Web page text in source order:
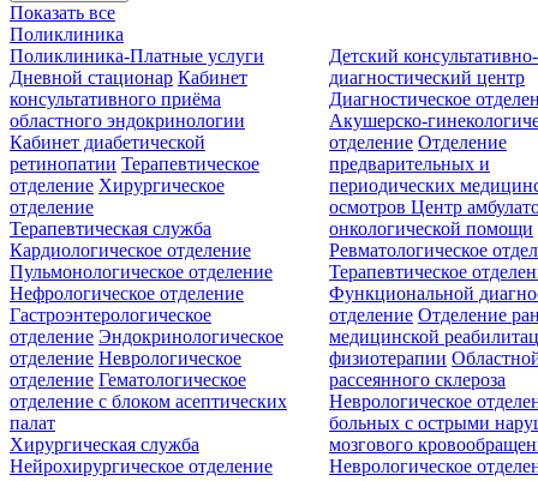
Показать все
Поликлиника
Поликлиника-Платные услуги
Дневной стационар Кабинет
консультативного приёма
областного эндокринологии
Кабинет диабетической
ретинопатии Терапевтическое
отделение Хирургическое
отделение
Детский консультативно-
диагностический центр
Диагностическое
Акушерско-
отделение Отделение
предварительных и
периодических
осмотровЦентр
онкологической помощи
Терапевтическая служба
Кардиологическое отделение
Пульмонологическое отделение
Нефрологическое отделение
Гастроэнтерологическое
отделение Эндокринологическое
отделение Неврологическое
отделение Гематологическое
отделение c блоком асептических
палат
Ревматологическое
Терапевтическое
Функциональной
отделение Отделение
медицинской
физиотерапии
рассеянного склероза
Неврологическое
больных с острыми
мозгового
Неврологическое
Хирургическая служба
Нейрохирургическое отделение